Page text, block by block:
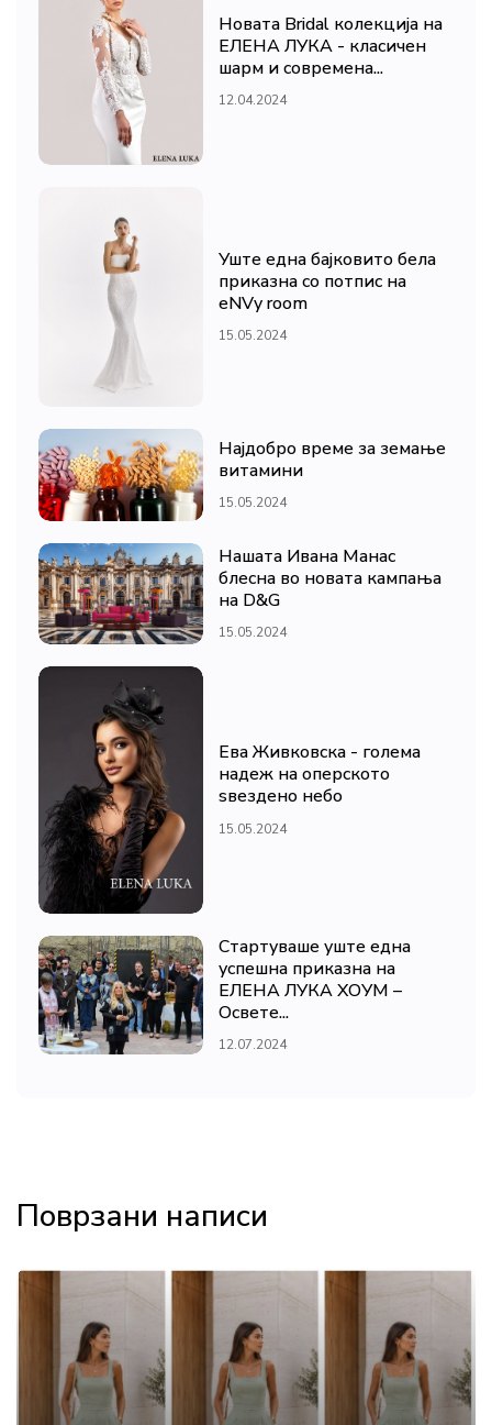
Новата Bridal колекција на
ЕЛЕНА ЛУКА - класичен
шарм и современа...
12.04.2024
Уште една бајковито бела
приказна со потпис на
eNVy room
15.05.2024
Најдобро време за земање
витамини
15.05.2024
Нашата Ивана Манас
блесна во новата кампања
на D&G
15.05.2024
Ева Живковска - голема
надеж на оперското
ѕвездено небо
15.05.2024
Стартуваше уште една
успешна приказна на
ЕЛЕНА ЛУКА ХОУМ –
Освете...
12.07.2024
Поврзани написи